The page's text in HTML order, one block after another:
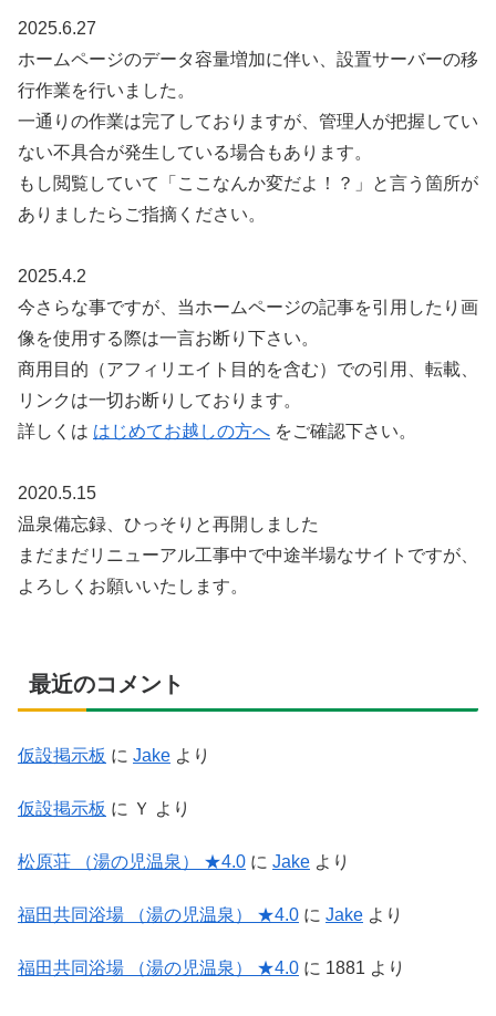
2025.6.27
ホームページのデータ容量増加に伴い、設置サーバーの移
行作業を行いました。
一通りの作業は完了しておりますが、管理人が把握してい
ない不具合が発生している場合もあります。
もし閲覧していて「ここなんか変だよ！？」と言う箇所が
ありましたらご指摘ください。
2025.4.2
今さらな事ですが、当ホームページの記事を引用したり画
像を使用する際は一言お断り下さい。
商用目的（アフィリエイト目的を含む）での引用、転載、
リンクは一切お断りしております。
詳しくは はじめてお越しの方へ をご確認下さい。
2020.5.15
温泉備忘録、ひっそりと再開しました
まだまだリニューアル工事中で中途半場なサイトですが、
よろしくお願いいたします。
最近のコメント
仮設掲示板 に Jake より
仮設掲示板 に Ｙ より
松原荘 （湯の児温泉） ★4.0 に Jake より
福田共同浴場 （湯の児温泉） ★4.0 に Jake より
福田共同浴場 （湯の児温泉） ★4.0 に 1881 より